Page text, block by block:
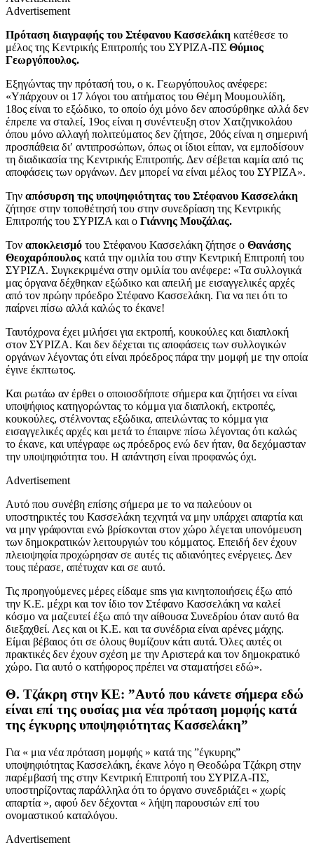
Advertisement
Πρόταση διαγραφής του Στέφανου Κασσελάκη κατέθεσε το
μέλος της Κεντρικής Επιτροπής του ΣΥΡΙΖΑ-ΠΣ Θύμιος
Γεωργόπουλος.
Εξηγώντας την πρότασή του, ο κ. Γεωργόπουλος ανέφερε:
«Υπάρχουν οι 17 λόγοι του αιτήματος του Θέμη Μουμουλίδη,
18ος είναι το εξώδικο, το οποίο όχι μόνο δεν αποσύρθηκε αλλά δεν
έπρεπε να σταλεί, 19ος είναι η συνέντευξη στον Χατζηνικολάου
όπου μόνο αλλαγή πολιτεύματος δεν ζήτησε, 20ός είναι η σημερινή
προσπάθεια δι′ αντιπροσώπων, όπως οι ίδιοι είπαν, να εμποδίσουν
τη διαδικασία της Κεντρικής Επιτροπής. Δεν σέβεται καμία από τις
αποφάσεις των οργάνων. Δεν μπορεί να είναι μέλος του ΣΥΡΙΖΑ».
Την απόσυρση της υποψηφιότητας του Στέφανου Κασσελάκη
ζήτησε στην τοποθέτησή του στην συνεδρίαση της Κεντρικής
Επιτροπής του ΣΥΡΙΖΑ και ο Γιάννης Μουζάλας.
Τον αποκλεισμό του Στέφανου Κασσελάκη ζήτησε ο Θανάσης
Θεοχαρόπουλος κατά την ομιλία του στην Κεντρική Επιτροπή του
ΣΥΡΙΖΑ. Συγκεκριμένα στην ομιλία του ανέφερε: «Τα συλλογικά
μας όργανα δέχθηκαν εξώδικο και απειλή με εισαγγελικές αρχές
από τον πρώην πρόεδρο Στέφανο Κασσελάκη. Για να πει ότι το
παίρνει πίσω αλλά καλώς το έκανε!
Ταυτόχρονα έχει μιλήσει για εκτροπή, κουκούλες και διαπλοκή
στον ΣΥΡΙΖΑ. Και δεν δέχεται τις αποφάσεις των συλλογικών
οργάνων λέγοντας ότι είναι πρόεδρος πάρα την μομφή με την οποία
έγινε έκπτωτος.
Και ρωτάω αν έρθει ο οποιοσδήποτε σήμερα και ζητήσει να είναι
υποψήφιος κατηγορώντας το κόμμα για διαπλοκή, εκτροπές,
κουκούλες, στέλνοντας εξώδικα, απειλώντας το κόμμα για
εισαγγελικές αρχές και μετά το έπαιρνε πίσω λέγοντας ότι καλώς
το έκανε, και υπέγραφε ως πρόεδρος ενώ δεν ήταν, θα δεχόμασταν
την υποψηφιότητα του. Η απάντηση είναι προφανώς όχι.
Advertisement
Αυτό που συνέβη επίσης σήμερα με το να παλεύουν οι
υποστηρικτές του Κασσελάκη τεχνητά να μην υπάρχει απαρτία και
να μην γράφονται ενώ βρίσκονται στον χώρο λέγεται υπονόμευση
των δημοκρατικών λειτουργιών του κόμματος. Επειδή δεν έχουν
πλειοψηφία προχώρησαν σε αυτές τις αδιανόητες ενέργειες. Δεν
τους πέρασε, απέτυχαν και σε αυτό.
Τις προηγούμενες μέρες είδαμε sms για κινητοποιήσεις έξω από
την Κ.Ε. μέχρι και τον ίδιο τον Στέφανο Κασσελάκη να καλεί
κόσμο να μαζευτεί έξω από την αίθουσα Συνεδρίου όταν αυτό θα
διεξαχθεί. Λες και οι Κ.Ε. και τα συνέδρια είναι αρένες μάχης.
Είμαι βέβαιος ότι σε όλους θυμίζουν κάτι αυτά. Όλες αυτές οι
πρακτικές δεν έχουν σχέση με την Αριστερά και τον δημοκρατικό
χώρο. Για αυτό ο κατήφορος πρέπει να σταματήσει εδώ».
Θ. Τζάκρη στην ΚΕ: ”Αυτό που κάνετε σήμερα εδώ
είναι επί της ουσίας μια νέα πρόταση μομφής κατά
της έγκυρης υποψηφιότητας Κασσελάκη”
Για « μια νέα πρόταση μομφής » κατά της ”έγκυρης”
υποψηφιότητας Κασσελάκη, έκανε λόγο η Θεοδώρα Τζάκρη στην
παρέμβασή της στην Κεντρική Επιτροπή του ΣΥΡΙΖΑ-ΠΣ,
υποστηρίζοντας παράλληλα ότι το όργανο συνεδριάζει « χωρίς
απαρτία », αφού δεν δέχονται « λήψη παρουσιών επί του
ονομαστικού καταλόγου.
Advertisement